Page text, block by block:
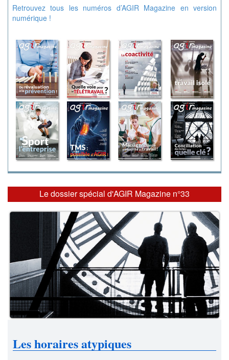
Retrouvez tous les numéros d’AGIR Magazine en version
numérique !
Le dossier spécial d'AGIR Magazine n°33
Les horaires atypiques